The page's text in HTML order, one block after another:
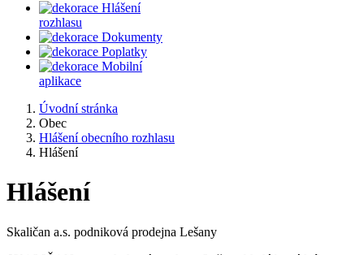
Hlášení
rozhlasu
Dokumenty
Poplatky
Mobilní
aplikace
Úvodní stránka
Obec
Hlášení obecního rozhlasu
Hlášení
Hlášení
Skaličan a.s. podniková prodejna Lešany